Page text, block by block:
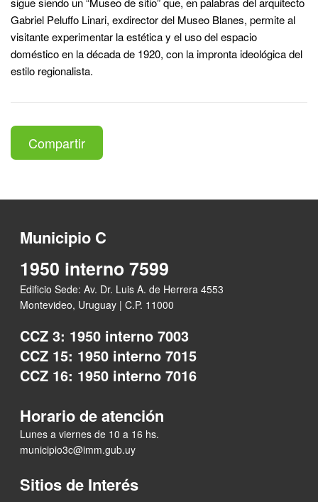
Gabriel Peluffo Linari, exdirector del Museo Blanes, permite al
visitante experimentar la estética y el uso del espacio
doméstico en la década de 1920, con la impronta ideológica del
estilo regionalista.
Compartir
Municipio C
1950 interno 7599
Edificio Sede: Av. Dr. Luis A. de Herrera 4553
Montevideo, Uruguay | C.P. 11000
CCZ 3: 1950 interno 7003
CCZ 15: 1950 interno 7015
CCZ 16: 1950 interno 7016
Horario de atención
Lunes a viernes de 10 a 16 hs.
municipio3c@imm.gub.uy
Sitios de Interés